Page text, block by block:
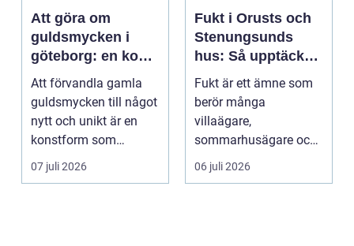
Att göra om
guldsmycken i
göteborg: en konst
att förnya det
gamla
Att förvandla gamla
guldsmycken till något
nytt och unikt är en
konstform som
kombinerar
traditionel...
07 juli 2026
Fukt i Orusts och
Stenungsunds
hus: Så upptäcker
och åtgärdar du
problemet
Fukt är ett ämne som
berör många
villaägare,
sommarhusägare och
bosta...
06 juli 2026